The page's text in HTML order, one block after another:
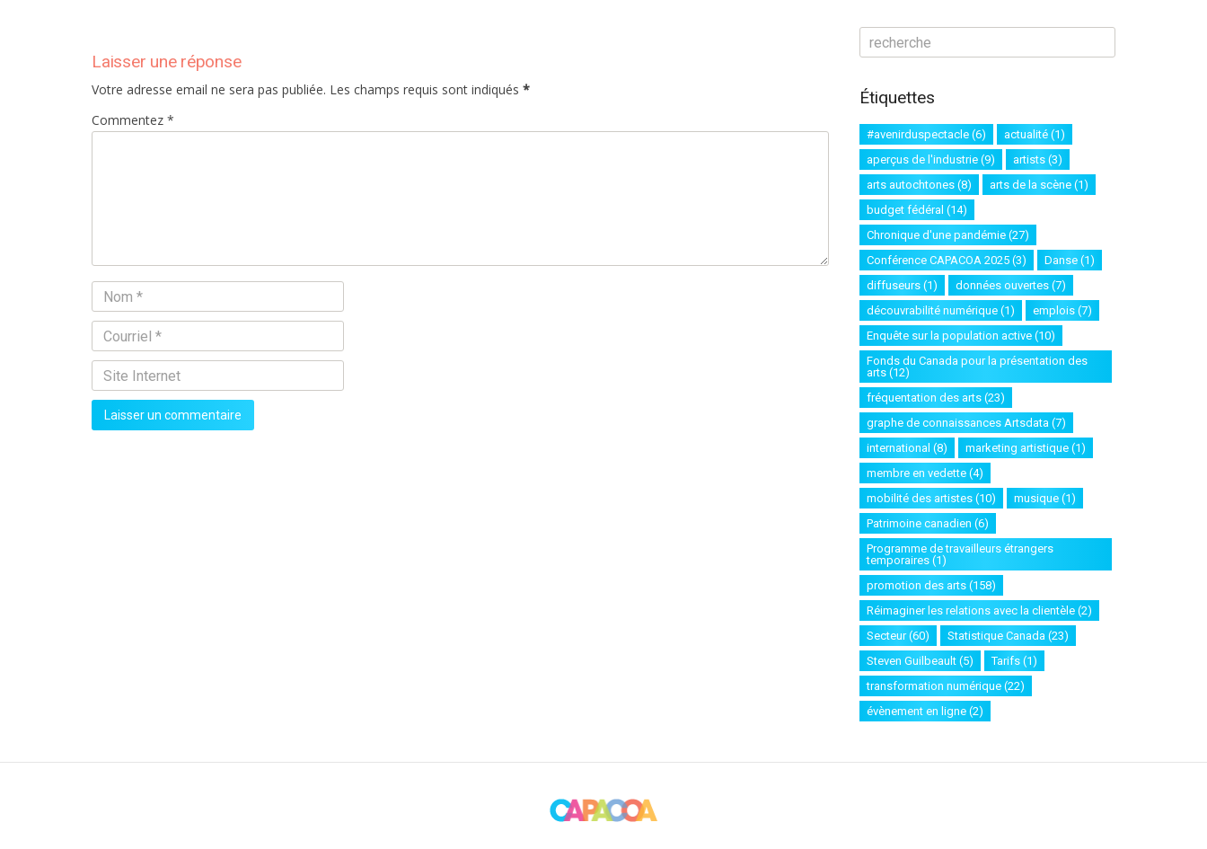
Laisser une réponse
Votre adresse email ne sera pas publiée. Les champs requis sont indiqués *
Commentez *
Étiquettes
#avenirduspectacle(6) actualité(1)
aperçus de l'industrie(9) artists(3)
arts autochtones(8) arts de la scène(1)
budget fédéral (14)
Chronique d'une pandémie(27)
Conférence CAPACOA 2025(3) Danse(1)
diffuseurs(1) données ouvertes(7)
découvrabilité numérique(1) emplois(7)
Enquête sur la population active(10)
Fonds du Canada pour la présentation des
arts(12)
fréquentation des arts(23)
graphe de connaissances Artsdata(7)
international (8) marketing artistique(1)
membre en vedette(4)
mobilité des artistes(10) musique(1)
Patrimoine canadien (6)
Programme de travailleurs étrangers
temporaires(1)
promotion des arts(158)
Réimaginer les relations avec la clientèle(2)
Secteur(60) Statistique Canada(23)
Steven Guilbeault(5) Tarifs(1)
transformation numérique(22)
évènement en ligne(2)